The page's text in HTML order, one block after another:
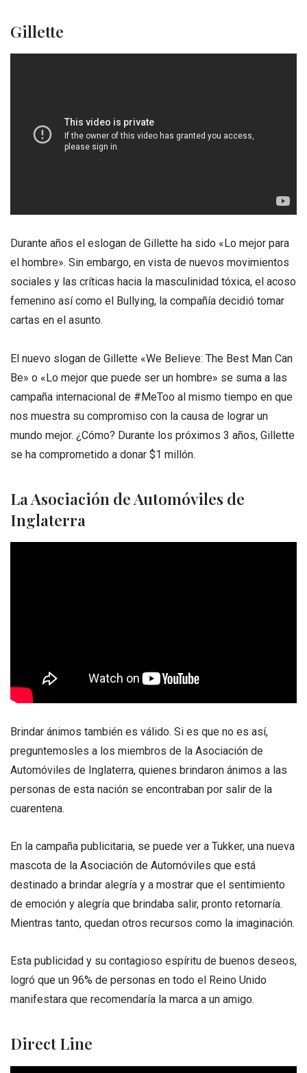
Gillette
Durante años el eslogan de Gillette ha sido «Lo mejor para
el hombre». Sin embargo, en vista de nuevos movimientos
sociales y las críticas hacia la masculinidad tóxica, el acoso
femenino así como el Bullying, la compañía decidió tomar
cartas en el asunto.
El nuevo slogan de Gillette «We Believe: The Best Man Can
Be» o «Lo mejor que puede ser un hombre» se suma a las
campaña internacional de #MeToo al mismo tiempo en que
nos muestra su compromiso con la causa de lograr un
mundo mejor. ¿Cómo? Durante los próximos 3 años, Gillette
se ha comprometido a donar $1 millón.
La Asociación de Automóviles de
Inglaterra
Brindar ánimos también es válido. Si es que no es así,
preguntemosles a los miembros de la Asociación de
Automóviles de Inglaterra, quienes brindaron ánimos a las
personas de esta nación se encontraban por salir de la
cuarentena.
En la campaña publicitaria, se puede ver a Tukker, una nueva
mascota de la Asociación de Automóviles que está
destinado a brindar alegría y a mostrar que el sentimiento
de emoción y alegría que brindaba salir, pronto retornaría.
Mientras tanto, quedan otros recursos como la imaginación.
Esta publicidad y su contagioso espíritu de buenos deseos,
logró que un 96% de personas en todo el Reino Unido
manifestara que recomendaría la marca a un amigo.
Direct Line